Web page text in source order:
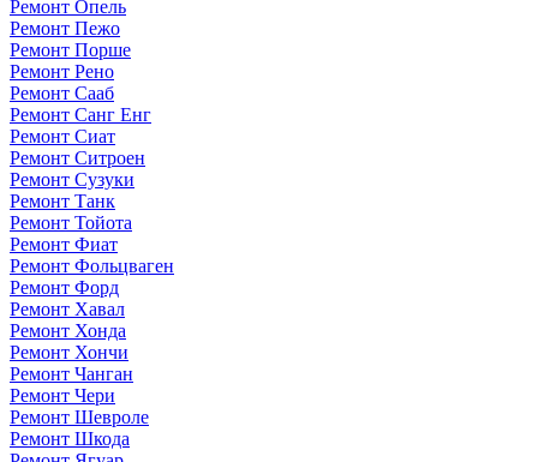
Ремонт Опель
Ремонт Пежо
Ремонт Порше
Ремонт Рено
Ремонт Сааб
Ремонт Санг Енг
Ремонт Сиат
Ремонт Ситроен
Ремонт Сузуки
Ремонт Танк
Ремонт Тойота
Ремонт Фиат
Ремонт Фольцваген
Ремонт Форд
Ремонт Хавал
Ремонт Хонда
Ремонт Хончи
Ремонт Чанган
Ремонт Чери
Ремонт Шевроле
Ремонт Шкода